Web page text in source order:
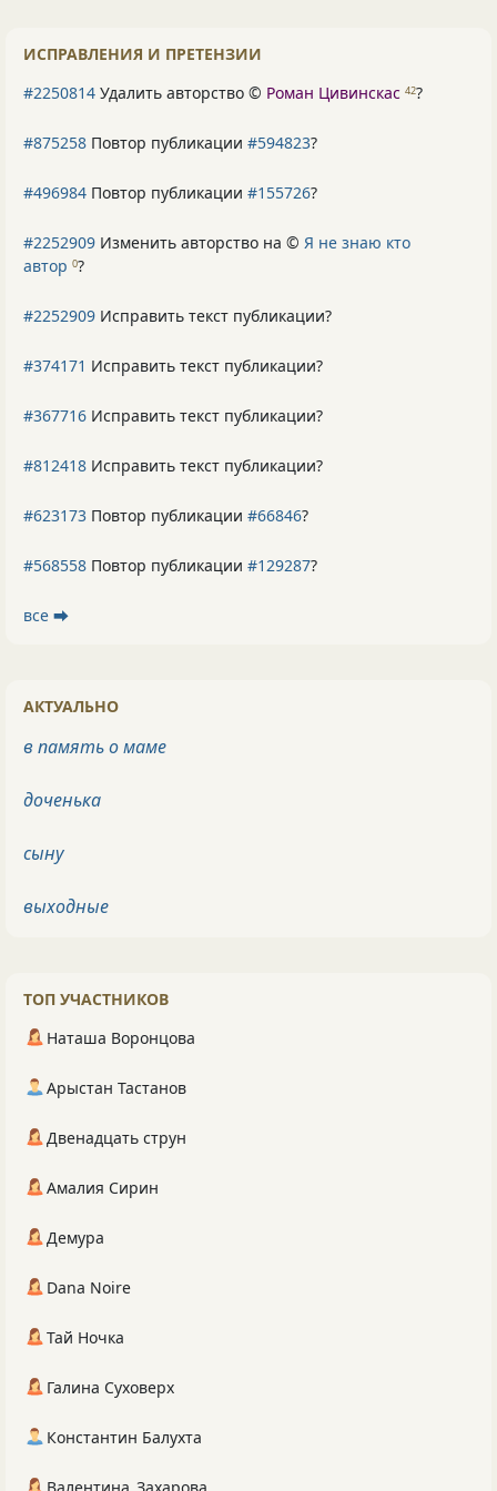
ИСПРАВЛЕНИЯ И ПРЕТЕНЗИИ
#2250814 Удалить авторство © Роман Цивинскас 42?
#875258 Повтор публикации #594823?
#496984 Повтор публикации #155726?
#2252909 Изменить авторство на © Я не знаю кто
автор 0?
#2252909 Исправить текст публикации?
#374171 Исправить текст публикации?
#367716 Исправить текст публикации?
#812418 Исправить текст публикации?
#623173 Повтор публикации #66846?
#568558 Повтор публикации #129287?
все ⮕
АКТУАЛЬНО
в память о маме
доченька
сыну
выходные
ТОП УЧАСТНИКОВ
Наташа Воронцова
Арыстан Тастанов
Двенадцать струн
Амалия Сирин
Демура
Dana Noire
Тай Ночка
Галина Суховерх
Константин Балухта